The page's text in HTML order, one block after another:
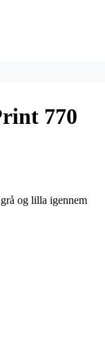
770
og lilla igennem